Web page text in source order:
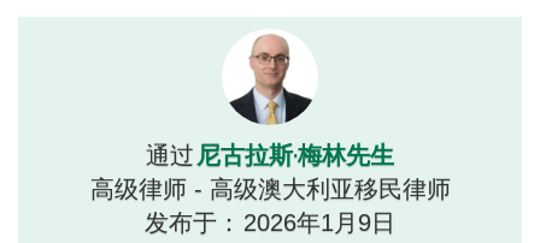
通过 尼古拉斯·梅林先生
高级律师 - 高级澳大利亚移民律师
发布于： 2026年1月9日